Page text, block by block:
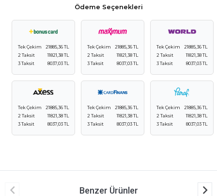
Ödeme Seçenekleri
Tek Çekim
21885,36 TL
2 Taksit
11821,38 TL
3 Taksit
8037,03 TL
Tek Çekim
21885,36 TL
2 Taksit
11821,38 TL
3 Taksit
8037,03 TL
Tek Çekim
21885,36 TL
2 Taksit
11821,38 TL
3 Taksit
8037,03 TL
Tek Çekim
21885,36 TL
2 Taksit
11821,38 TL
3 Taksit
8037,03 TL
Tek Çekim
21885,36 TL
2 Taksit
11821,38 TL
3 Taksit
8037,03 TL
Tek Çekim
21885,36 TL
2 Taksit
11821,38 TL
3 Taksit
8037,03 TL
Benzer Ürünler